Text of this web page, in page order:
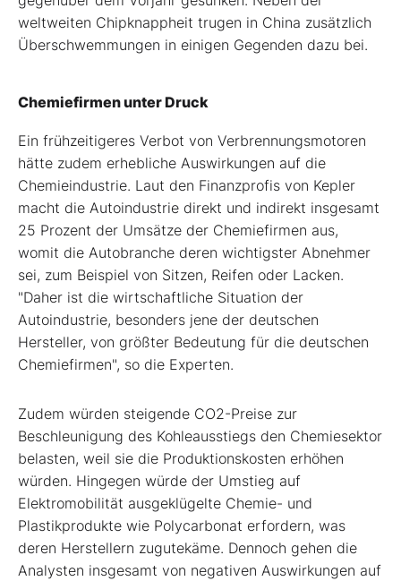
weltweiten Chipknappheit trugen in China zusätzlich
Überschwemmungen in einigen Gegenden dazu bei.
Chemiefirmen unter Druck
Ein frühzeitigeres Verbot von Verbrennungsmotoren
hätte zudem erhebliche Auswirkungen auf die
Chemieindustrie. Laut den Finanzprofis von Kepler
macht die Autoindustrie direkt und indirekt insgesamt
25 Prozent der Umsätze der Chemiefirmen aus,
womit die Autobranche deren wichtigster Abnehmer
sei, zum Beispiel von Sitzen, Reifen oder Lacken.
"Daher ist die wirtschaftliche Situation der
Autoindustrie, besonders jene der deutschen
Hersteller, von größter Bedeutung für die deutschen
Chemiefirmen", so die Experten.
Zudem würden steigende CO2-Preise zur
Beschleunigung des Kohleausstiegs den Chemiesektor
belasten, weil sie die Produktionskosten erhöhen
würden. Hingegen würde der Umstieg auf
Elektromobilität ausgeklügelte Chemie- und
Plastikprodukte wie Polycarbonat erfordern, was
deren Herstellern zugutekäme. Dennoch gehen die
Analysten insgesamt von negativen Auswirkungen auf